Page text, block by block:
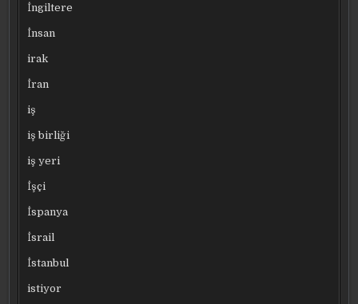
İngiltere
İnsan
irak
İran
iş
iş birliği
iş yeri
İşçi
İspanya
İsrail
İstanbul
istiyor